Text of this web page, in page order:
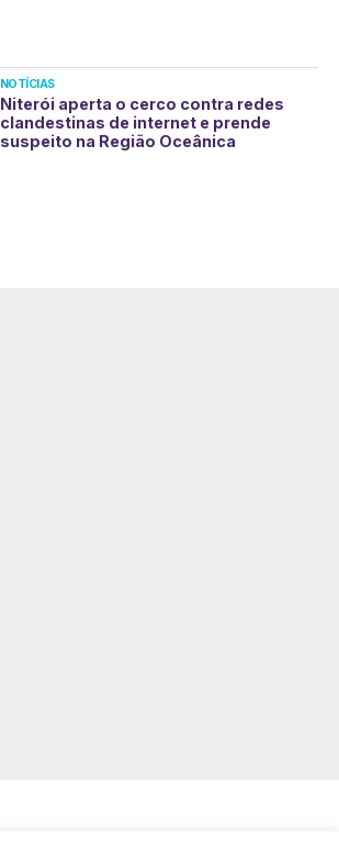
NOTÍCIAS
Niterói aperta o cerco contra redes
clandestinas de internet e prende
suspeito na Região Oceânica